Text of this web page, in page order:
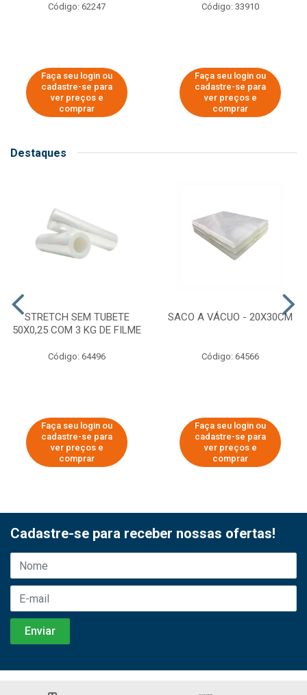
Código: 62247
Faça seu login ou
cadastre-se para
ver preços e
comprar
Código: 33910
Faça seu login ou
cadastre-se para
ver preços e
comprar
Destaques
STRETCH SEM TUBETE
50X0,25 COM 3 KG DE FILME
Código: 64496
Faça seu login ou
cadastre-se para
ver preços e
comprar
SACO A VÁCUO - 20X30CM
Código: 64566
Faça seu login ou
cadastre-se para
ver preços e
comprar
Cadastre-se para receber nossas ofertas!